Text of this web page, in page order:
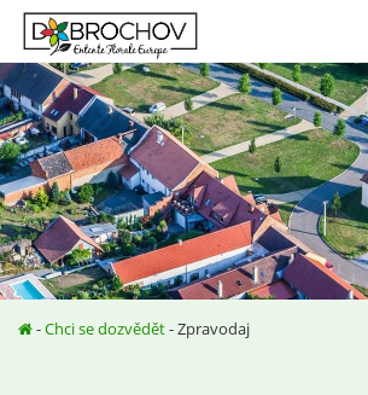
-Chci se dozvědět- Zpravodaj